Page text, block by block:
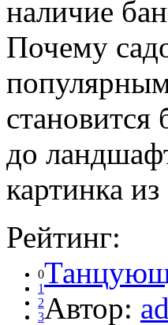
наличие
Почему
до
картинка
Рейтинг:
0
1
2
3Автор: